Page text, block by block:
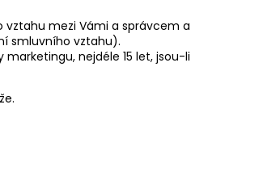
mezi Vámi a správcem a
smluvního vztahu).
nejdéle 15 let, jsou-li